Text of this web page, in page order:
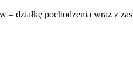
działkę pochodzenia wraz z